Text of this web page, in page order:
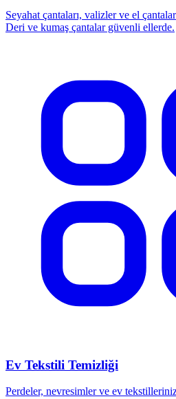
Seyahat çantaları, valizler ve el
Deri ve kumaş çantalar güvenli ellerde.
Ev Tekstili Temizliği
Perdeler, nevresimler ve ev